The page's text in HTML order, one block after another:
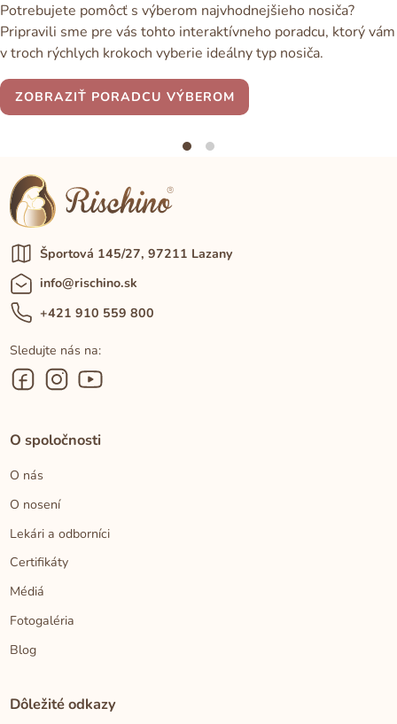
Potrebujete pomôcť s výberom najvhodnejšieho nosiča?
Pripravili sme pre vás tohto interaktívneho poradcu, ktorý vám
v troch rýchlych krokoch vyberie ideálny typ nosiča.
ZOBRAZIŤ PORADCU VÝBEROM
Športová 145/27, 97211 Lazany
info@rischino.sk
+421 910 559 800
Sledujte nás na:
O spoločnosti
O nás
O nosení
Lekári a odborníci
Certifikáty
Médiá
Fotogaléria
Blog
Dôležité odkazy